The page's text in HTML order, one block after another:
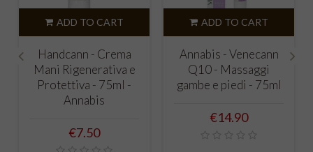
ADD TO CART
Handcann - Crema
Mani Rigenerativa e
Protettiva - 75ml -
Annabis
Price
€7.50
ADD TO CART
Annabis - Venecann
Q10 - Massaggi
gambe e piedi - 75ml
Price
€14.90